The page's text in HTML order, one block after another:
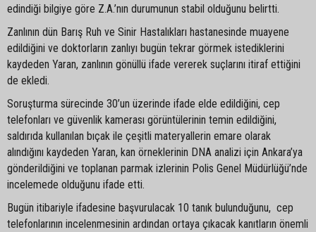
edindiği bilgiye göre Z.A.’nın durumunun stabil olduğunu belirtti.
Zanlının dün Barış Ruh ve Sinir Hastalıkları hastanesinde muayene
edildiğini ve doktorların zanlıyı bugün tekrar görmek istediklerini
kaydeden Yaran, zanlının gönüllü ifade vererek suçlarını itiraf ettiğini
de ekledi.
Soruşturma sürecinde 30’un üzerinde ifade elde edildiğini, cep
telefonları ve güvenlik kamerası görüntülerinin temin edildiğini,
saldırıda kullanılan bıçak ile çeşitli materyallerin emare olarak
alındığını kaydeden Yaran, kan örneklerinin DNA analizi için Ankara’ya
gönderildiğini ve toplanan parmak izlerinin Polis Genel Müdürlüğü’nde
incelemede olduğunu ifade etti.
Bugün itibariyle ifadesine başvurulacak 10 tanık bulunduğunu, cep
telefonlarının incelenmesinin ardından ortaya çıkacak kanıtların önemli